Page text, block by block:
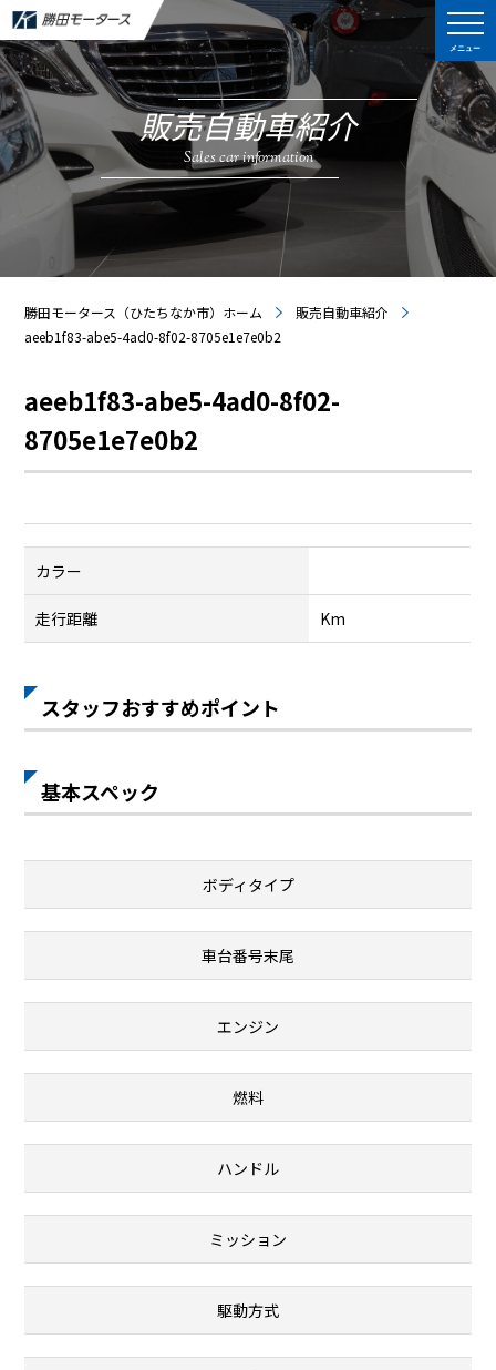
メニュー
販売自動車紹介
Sales car information
勝田モータース（ひたちなか市）ホーム
販売自動車紹介
aeeb1f83-abe5-4ad0-8f02-8705e1e7e0b2
aeeb1f83-abe5-4ad0-8f02-
8705e1e7e0b2
カラー
走行距離 Km
スタッフおすすめポイント
基本スペック
ボディタイプ
車台番号末尾
エンジン
燃料
ハンドル
ミッション
駆動方式